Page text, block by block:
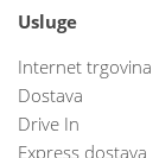
Usluge
Internet trgovina
Dostava
Drive In
Express dostava